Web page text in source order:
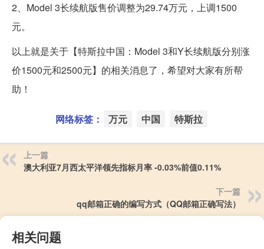
2、Model 3长续航版售价调整为29.74万元，上调1500
元。
以上就是关于【特斯拉中国：Model 3和Y长续航版分别涨
价1500元和2500元】的相关消息了，希望对大家有所帮
助！
网络标签： 万元 中国 特斯拉
上一篇
澳大利亚7月西太平洋领先指标月率 -0.03%前值0.11%
下一篇
qq邮箱正确的编写方式（QQ邮箱正确写法）
相关问题